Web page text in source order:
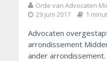
Orde van Advocaten
29 juni 2017 1
Advocaten
arrondissement
ander arrondissement.